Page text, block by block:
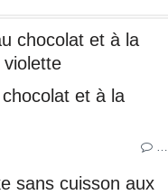
chocolat et à la
violette
…
sans cuisson aux